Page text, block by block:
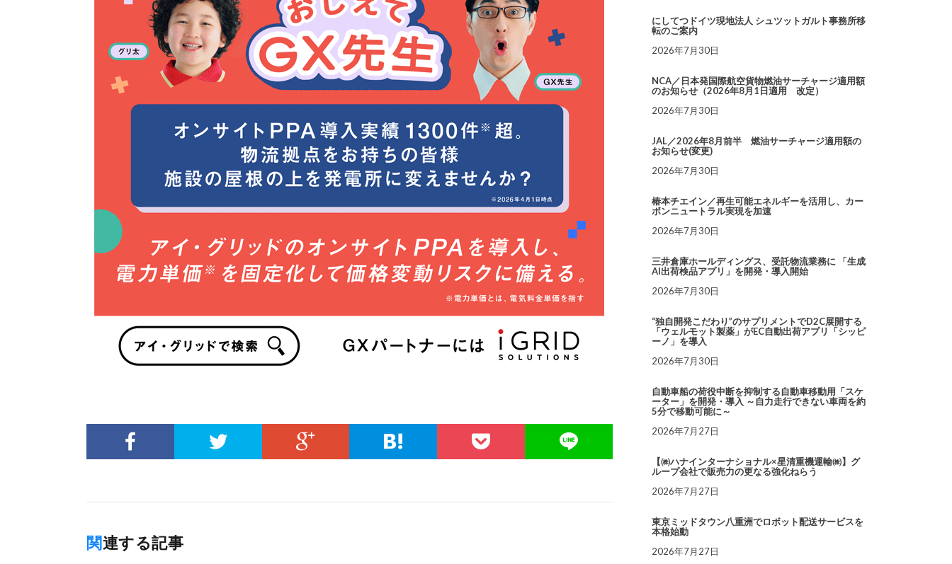
関連する記事
にしてつドイツ現地法人 シュツットガルト事務所移
転のご案内
2026年7月30日
NCA／日本発国際航空貨物燃油サーチャージ適用額
のお知らせ（2026年8月1日適用 改定）
2026年7月30日
JAL／2026年8月前半 燃油サーチャージ適用額の
お知らせ(変更)
2026年7月30日
椿本チエイン／再生可能エネルギーを活用し、カー
ボンニュートラル実現を加速
2026年7月30日
三井倉庫ホールディングス、受託物流業務に 「生成
AI出荷検品アプリ」を開発・導入開始
2026年7月30日
“独自開発こだわり”のサプリメントでD2C展開する
「ウェルモット製薬」がEC自動出荷アプリ「シッピ
ーノ」を導入
2026年7月30日
自動車船の荷役中断を抑制する自動車移動用「スケ
ーター」を開発・導入 ～自力走行できない車両を約
5分で移動可能に～
2026年7月27日
【㈱ハナインターナショナル×星清重機運輸㈱】グ
ループ会社で販売力の更なる強化ねらう
2026年7月27日
東京ミッドタウン八重洲でロボット配送サービスを
本格始動
2026年7月27日